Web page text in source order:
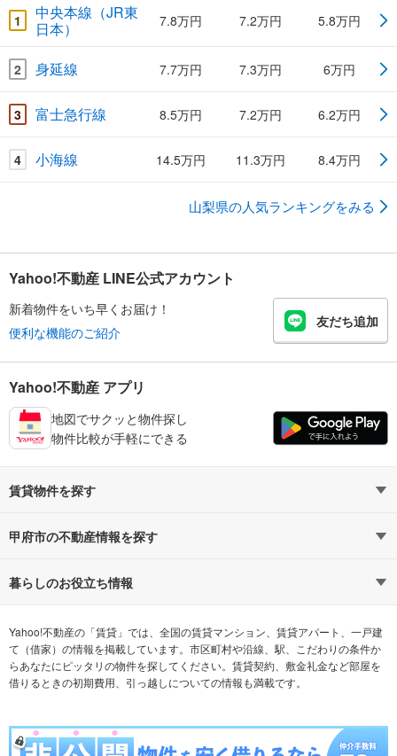
1
中央本線（JR東
日本）
7.8万円 7.2万円 5.8万円
2 身延線 7.7万円 7.3万円 6万円
3 富士急行線 8.5万円 7.2万円 6.2万円
4 小海線 14.5万円 11.3万円 8.4万円
山梨県の人気ランキングをみる
Yahoo!不動産 LINE公式アカウント
新着物件をいち早くお届け！
便利な機能のご紹介
友だち追加
Yahoo!不動産 アプリ
地図でサクッと物件探し
物件比較が手軽にできる
賃貸物件を探す
路線・駅から探す
通勤時間から探す
不動産会社から探す 希望の条件から探す
テーマから探す ランキングから探す
甲府市の不動産情報を探す
不動産・住宅
新築マンション 中古マンション
新築一戸建て 中古一戸建て
注文住宅 土地
暮らしのお役立ち情報
マンションカタログ 教えて！住まいの先生
Yahoo!不動産の「賃貸」では、全国の賃貸マンション、賃貸アパート、一戸建
て（借家）の情報を掲載しています。市区町村や沿線、駅、こだわりの条件か
らあなたにピッタリの物件を探してください。賃貸契約、敷金礼金など部屋を
借りるときの初期費用、引っ越しについての情報も満載です。